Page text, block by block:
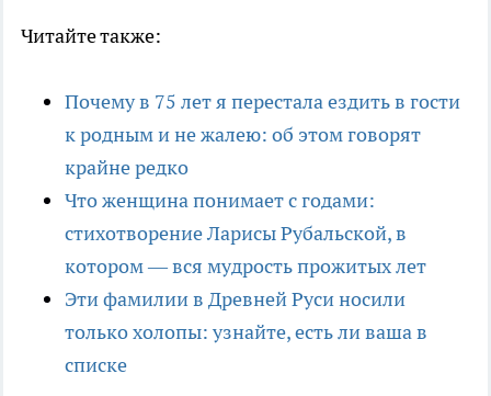
Читайте также:
Почему в 75 лет я перестала ездить в гости
к родным и не жалею: об этом говорят
крайне редко
Что женщина понимает с годами:
стихотворение Ларисы Рубальской, в
котором — вся мудрость прожитых лет
Эти фамилии в Древней Руси носили
только холопы: узнайте, есть ли ваша в
списке